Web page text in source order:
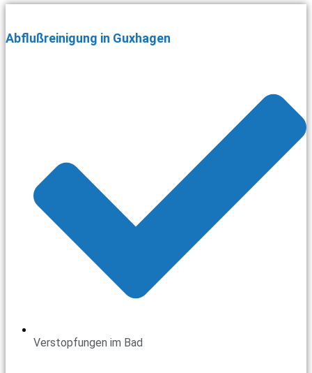
Abflußreinigung in Guxhagen
Verstopfungen im Bad